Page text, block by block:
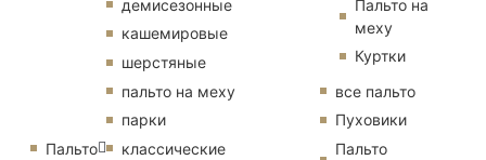
Пальто
демисезонные
кашемировые
шерстяные
пальто на меху
парки
классические
Пальто на
меху
Куртки
все пальто
Пуховики
Пальто